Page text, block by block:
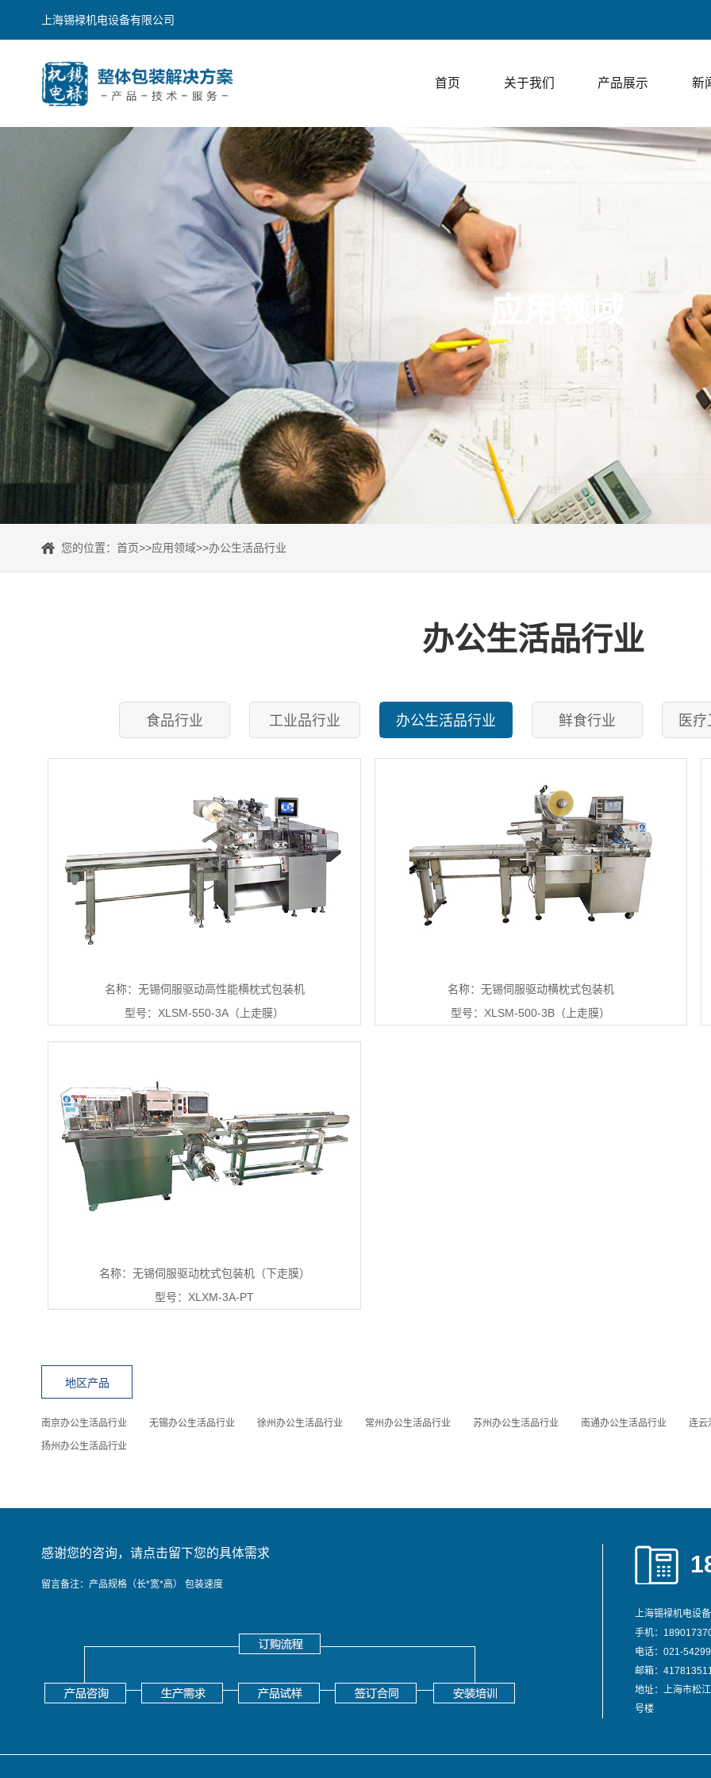
上海锡䘵机电设备有限公司
首页 关于我们 产品展示 新
应用领域
您的位置： 首页>>应用领域>>办公生活品行业
办公生活品行业
食品行业 工业品行业 办公生活品行业 鲜食行业 医
名称：无锡伺服驱动高性能横枕式包装机
型号：XLSM-550-3A（上走膜）
名称：无锡伺服驱动横枕式包装机
型号：XLSM-500-3B（上走膜）
名称：无锡伺服驱动枕式包装机（下走膜）
型号：XLXM-3A-PT
地区产品
南京办公生活品行业 无锡办公生活品行业 徐州办公生活品行业 常州办公生活品行业 苏州办公生活品行业 南通办公生活品行业 连云
扬州办公生活品行业
感谢您的咨询，请点击留下您的具体需求
留言备注：产品规格（长*宽*高） 包装速度
上海锡䘵机电设
手机：
电话：021-
邮箱：
地址：上海市松
号楼